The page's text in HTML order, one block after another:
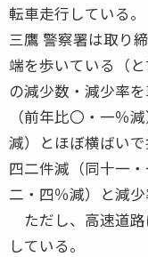
転車走行している。
三鷹 警察署は取り
端を歩いている（と
の減少数・減少率
（前年比〇・一％
減）とほぼ横ばい
四二件減（同十一
二・四％減）と減少
ただし、高速道
している。